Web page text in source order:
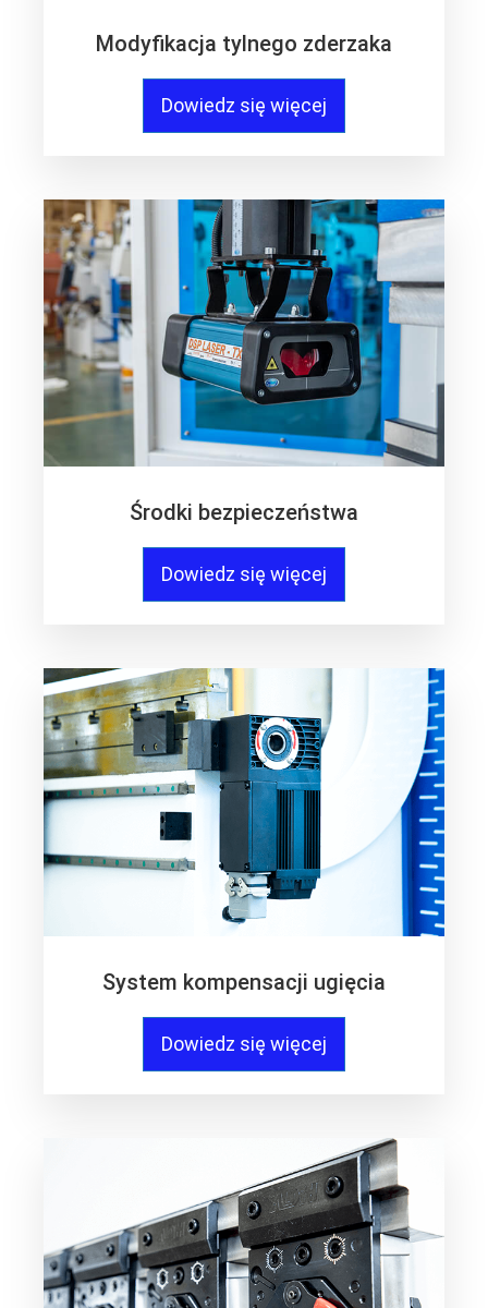
Modyfikacja tylnego zderzaka
Dowiedz się więcej
Środki bezpieczeństwa
Dowiedz się więcej
System kompensacji ugięcia
Dowiedz się więcej